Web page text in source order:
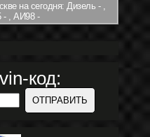
на сегодня: Дизель - ,
- , АИ98 -
код: